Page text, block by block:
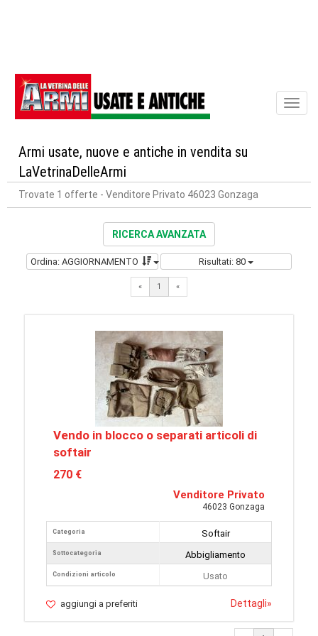
Armi usate, nuove e antiche in vendita su
LaVetrinaDelleArmi
Trovate 1 offerte - Venditore Privato 46023 Gonzaga
RICERCA AVANZATA
Ordina: AGGIORNAMENTO Risultati: 80
« 1 «
Vendo in blocco o separati articoli di
softair
270 €
Venditore Privato
46023 Gonzaga
Categoria
Sottocategoria
Condizioni articolo
Softair
Abbigliamento
Usato
aggiungi a preferiti Dettagli»